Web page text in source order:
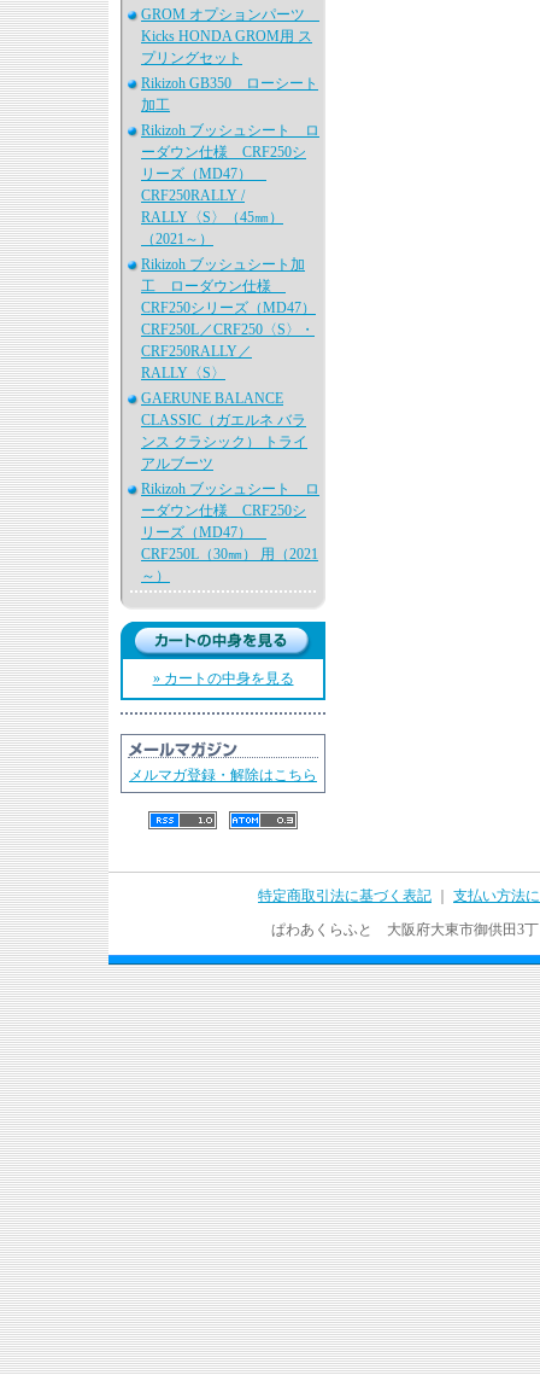
GROM オプションパーツ
Kicks HONDA GROM用 ス
プリングセット
Rikizoh GB350 ローシート
加工
Rikizoh ブッシュシート ロ
ーダウン仕様 CRF250シ
リーズ（MD47）
CRF250RALLY /
RALLY〈S〉（45㎜）
（2021～）
Rikizoh ブッシュシート加
工 ローダウン仕様
CRF250シリーズ（MD47）
CRF250L／CRF250〈S〉・
CRF250RALLY／
RALLY〈S〉
GAERUNE BALANCE
CLASSIC（ガエルネ バラ
ンス クラシック） トライ
アルブーツ
Rikizoh ブッシュシート ロ
ーダウン仕様 CRF250シ
リーズ（MD47）
CRF250L（30㎜） 用（2021
～）
» カートの中身を見る
メルマガ登録・解除はこちら
特定商取引法に基づく表記
支払い方法
ぱわあくらふと 大阪府大東市御供田3